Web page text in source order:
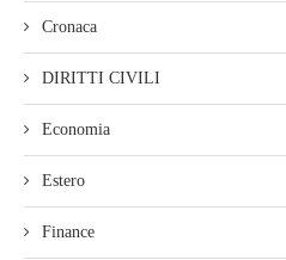
Cronaca
DIRITTI CIVILI
Economia
Estero
Finance